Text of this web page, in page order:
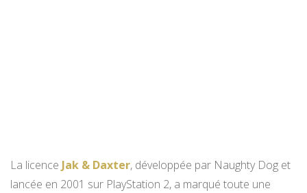
La licence Jak & Daxter, développée par Naughty Dog et
lancée en 2001 sur PlayStation 2, a marqué toute une